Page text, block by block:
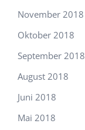
November 2018
Oktober 2018
September 2018
August 2018
Juni 2018
Mai 2018